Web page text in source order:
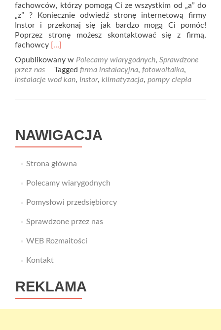
fachowców, którzy pomogą Ci ze wszystkim od „a” do
„z” ? Koniecznie odwiedź stronę internetową firmy
Instor i przekonaj się jak bardzo mogą Ci pomóc!
Poprzez stronę możesz skontaktować się z firmą,
fachowcy Read
about
Instor
–
[…]
Opublikowany w Polecamy wiarygodnych, Sprawdzone
przez nas
Tagged firma instalacyjna, fotowoltaika,
instalacje wod kan, Instor, klimatyzacja, pompy ciepła
NAWIGACJA
Strona główna
Polecamy wiarygodnych
Pomysłowi przedsiębiorcy
Sprawdzone przez nas
WEB Rozmaitości
Kontakt
REKLAMA